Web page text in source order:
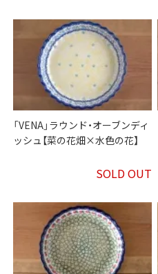
「VENA」ラウンド・オーブンディ
ッシュ【菜の花畑×水色の花】
SOLD OUT